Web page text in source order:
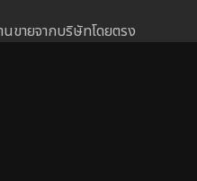
ขายจากบริษัทโดยตรง